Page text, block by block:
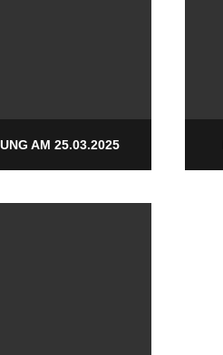
AM 25.03.2025